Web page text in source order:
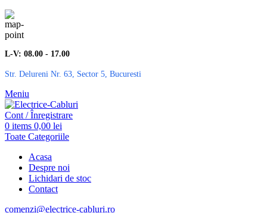
L-V: 08.00 - 17.00
Str. Delureni Nr. 63, Sector 5, Bucuresti
Meniu
Cont / Înregistrare
0 items 0,00 lei
Toate Categoriile
Acasa
Despre noi
Lichidari de stoc
Contact
comenzi@electrice-cabluri.ro